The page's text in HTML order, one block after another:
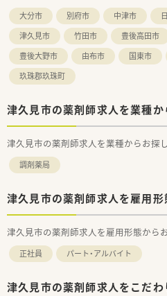
大分市 別府市 中津市
津久見市
竹田市 豊後高田市
豊後大野市
由布市 国東市
玖珠郡玖珠町
津久見市の薬剤師求人を業種か
津久見市の薬剤師求人を業種からお探
調剤薬局
津久見市の薬剤師求人を雇用形
津久見市の薬剤師求人を雇用形態から
正社員 パート・アルバイト
津久見市の薬剤師求人をこだ